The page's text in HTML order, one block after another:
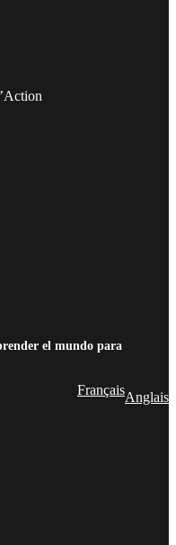
el mundo para
FrançaisAnglais